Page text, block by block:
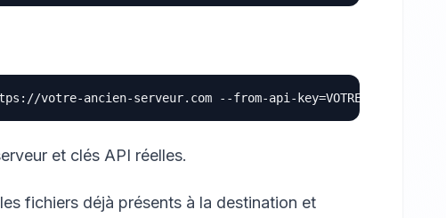
et clés API réelles.
fichiers déjà présents à la destination et